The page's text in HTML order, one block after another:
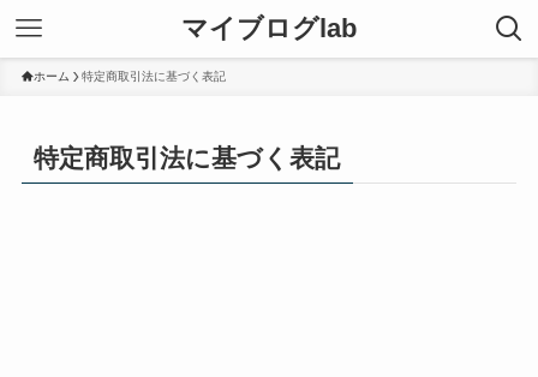
マイブログlab
ホーム 特定商取引法に基づく表記
特定商取引法に基づく表記